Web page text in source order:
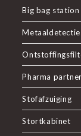
Big bag station
Pharma partner
Stofafzuiging
Stortkabinet